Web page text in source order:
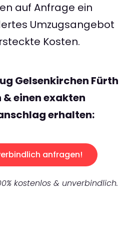
auf Anfrage ein
Umzugsangebot
Kosten.
Gelsenkirchen Fürth
einen exakten
erhalten:
anfragen!
kostenlos & unverbindlich.